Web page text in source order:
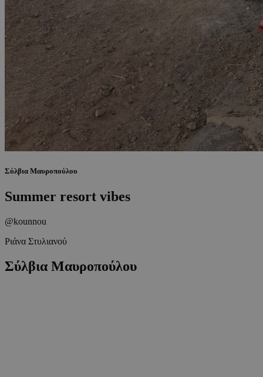
Σύλβια Μαυροπούλου
Summer resort vibes
@kounnou
Ριάνα Στυλιανού
Σύλβια Μαυροπούλου